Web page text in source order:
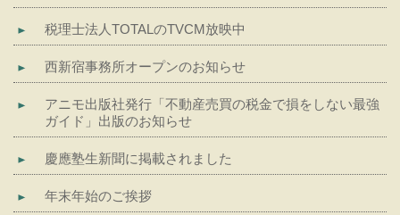
税理士法人TOTALのTVCM放映中
西新宿事務所オープンのお知らせ
アニモ出版社発行「不動産売買の税金で損をしない最強
ガイド」出版のお知らせ
慶應塾生新聞に掲載されました
年末年始のご挨拶